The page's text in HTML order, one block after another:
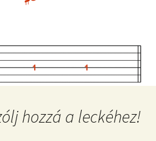
hozzá a leckéhez!